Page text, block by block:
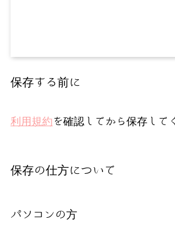
保存する前に
利用規約 を確認してから保存して
保存の仕方について
パソコンの方